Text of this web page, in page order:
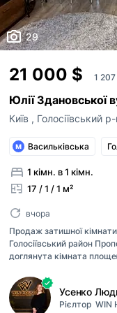
29
21 000 $ 1
Юлії Здановської
Київ , Голосіївський
Васильківська
1 кімн. в 1 кімн.
17 / 1 / 1 м²
вчора
Продаж затишної
Голосіївський район
доглянута кімната
проживання — чудовий
У кімнаті залишається:
мікрохвильова піч;
Усенко
Рієлтор WIN